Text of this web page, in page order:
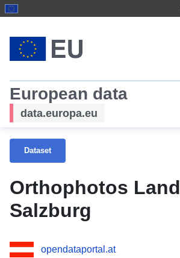
European data
data.europa.eu
Dataset
Orthophotos Land
Salzburg
opendataportal.at